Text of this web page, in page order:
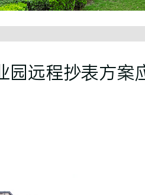
园远程抄表方案